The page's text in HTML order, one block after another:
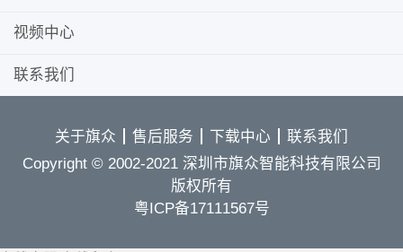
视频中心
联系我们
关于旗众 售后服务 下载中心
联系我们
Copyright © 2002-2021 深圳市旗众智能科技有限公司
版权所有
粤ICP备17111567号